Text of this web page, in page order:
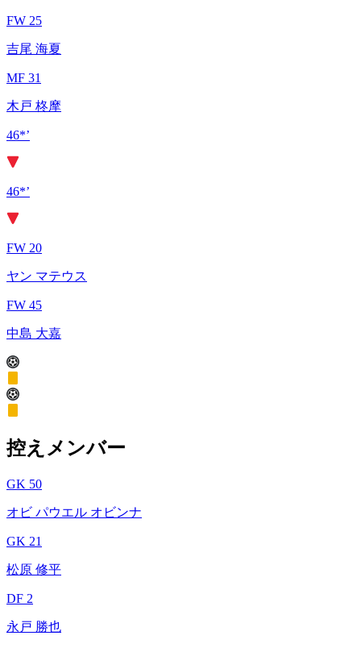
FW 25
吉尾 海夏
MF 31
木戸 柊摩
46*’
46*’
FW 20
ヤン マテウス
FW 45
中島 大嘉
控えメンバー
GK 50
オビ パウエル オビンナ
GK 21
松原 修平
DF 2
永戸 勝也